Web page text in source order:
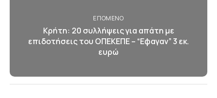
ΕΠΌΜΕΝΟ
Κρήτη: 20 συλλήψεις για απάτη με
επιδοτήσεις του ΟΠΕΚΕΠΕ – “Εφαγαν” 3 εκ.
ευρώ